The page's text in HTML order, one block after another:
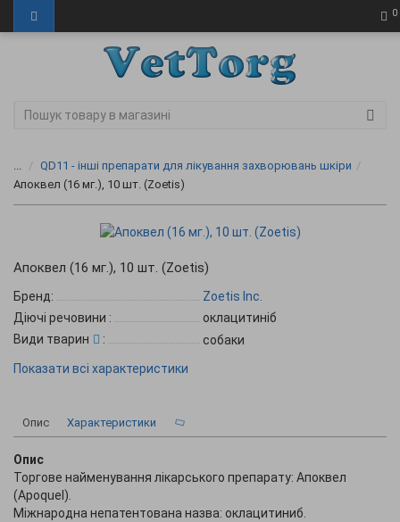
0
...
QD11 - інші препарати для лікування захворювань шкіри
Апоквел (16 мг.), 10 шт. (Zoetis)
Апоквел (16 мг.), 10 шт. (Zoetis)
Бренд:
Zoetis Inc.
Діючі речовини :
оклацитиніб
Види тварин
:
собаки
Показати всі характеристики
Опис Характеристики
Опис
Торгове найменування лікарського препарату: Апоквел
(Apoquel).
Міжнародна непатентована назва: оклацитиниб.